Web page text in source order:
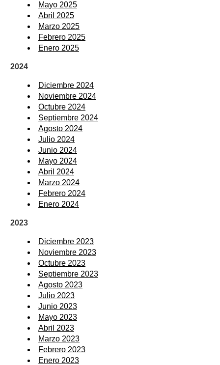
Mayo 2025
Abril 2025
Marzo 2025
Febrero 2025
Enero 2025
2024
Diciembre 2024
Noviembre 2024
Octubre 2024
Septiembre 2024
Agosto 2024
Julio 2024
Junio 2024
Mayo 2024
Abril 2024
Marzo 2024
Febrero 2024
Enero 2024
2023
Diciembre 2023
Noviembre 2023
Octubre 2023
Septiembre 2023
Agosto 2023
Julio 2023
Junio 2023
Mayo 2023
Abril 2023
Marzo 2023
Febrero 2023
Enero 2023